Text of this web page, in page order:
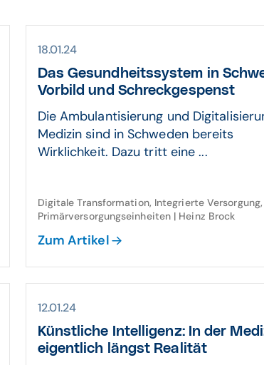
18.01.24
Das Gesund­heits­system in
Vorbild und Schreck­ge­spenst
Die Ambulantisierung und
Medizin sind in Schweden bereits
Wirklichkeit. Dazu tritt eine ...
Digitale Transformation, Integrierte Versorgung,
Primärversorgungseinheiten | Heinz Brock
Zum Artikel
12.01.24
Künstliche Intelligenz: In der
eigentlich längst Realität